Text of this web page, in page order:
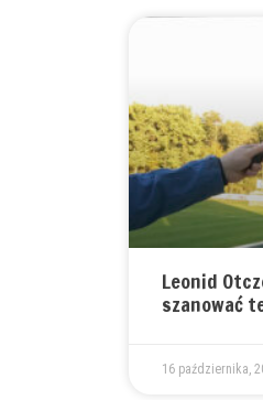
Leonid
szanować
16 października,